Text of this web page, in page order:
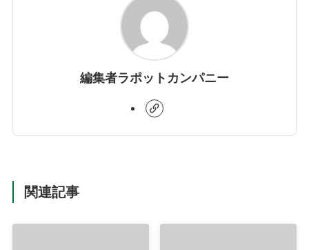
編集者ラポットカンパニー
関連記事